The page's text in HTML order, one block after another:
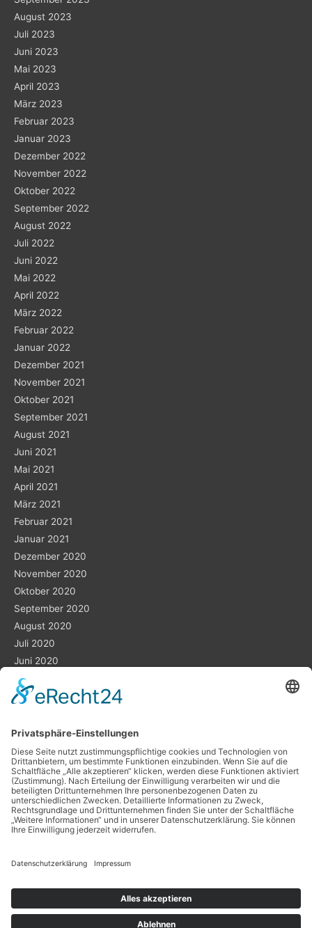
August 2023
Juli 2023
Juni 2023
Mai 2023
April 2023
März 2023
Februar 2023
Januar 2023
Dezember 2022
November 2022
Oktober 2022
September 2022
August 2022
Juli 2022
Juni 2022
Mai 2022
April 2022
März 2022
Februar 2022
Januar 2022
Dezember 2021
November 2021
Oktober 2021
September 2021
August 2021
Juni 2021
Mai 2021
April 2021
März 2021
Februar 2021
Januar 2021
Dezember 2020
November 2020
Oktober 2020
September 2020
August 2020
Juli 2020
Juni 2020
Mai 2020
März 2020
Planung ist das „A“ und „O“
Datenschutz